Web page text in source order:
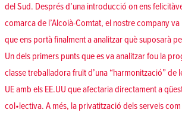
del Sud. Després d’una introducció on ens
comarca de l’Alcoià-Comtat, el nostre company
que ens portà finalment a analitzar què suposarà
Un dels primers punts que es va analitzar fou la
classe treballadora fruït d’una “harmonització”
UE amb els EE.UU que afectaria directament a
col•lectiva. A més, la privatització dels serveis